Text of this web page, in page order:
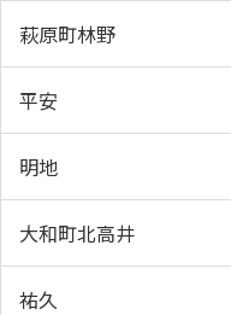
萩原町林野
平安
明地
大和町北高井
祐久